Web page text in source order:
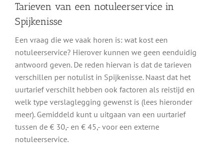
Tarieven van een notuleerservice in
Spijkenisse
Een vraag die we vaak horen is: wat kost een
notuleerservice? Hierover kunnen we geen eenduidig
antwoord geven. De reden hiervan is dat de tarieven
verschillen per notulist in Spijkenisse. Naast dat het
uurtarief verschilt hebben ook factoren als reistijd en
welk type verslaglegging gewenst is (lees hieronder
meer). Gemiddeld kunt u uitgaan van een uurtarief
tussen de € 30,- en € 45,- voor een externe
notuleerservice.